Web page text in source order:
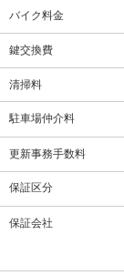
バイク料金
鍵交換費
清掃料
駐車場仲介料
更新事務手数料
保証区分
保証会社